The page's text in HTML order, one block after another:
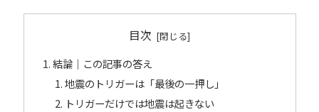
目次
結論｜この記事の答え
地震のトリガーは「最後の一押し」
トリガーだけでは地震は起きない